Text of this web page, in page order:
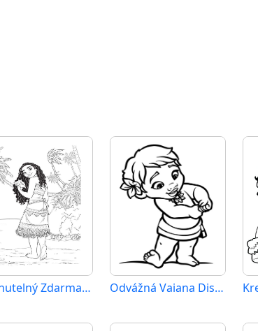
Tisknutelný Zdarma Odvážná Vaiana Odvážná Vaiana Disney